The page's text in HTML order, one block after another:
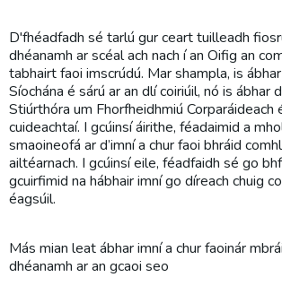
D'fhéadfadh sé tarlú gur ceart tuilleadh
dhéanamh ar scéal ach nach í an Oifig an
tabhairt faoi imscrúdú. Mar shampla, is
Síochána é sárú ar an dlí coiriúil, nó is ábhar
Stiúrthóra um Fhorfheidhmiú Corparáideach
cuideachtaí. I gcúinsí áirithe, féadaimid a
smaoineofá ar d’imní a chur faoi bhráid
ailtéarnach. I gcúinsí eile, féadfaidh sé go
gcuirfimid na hábhair imní go díreach chuig
éagsúil.
Más mian leat ábhar imní a chur faoinár
dhéanamh ar an gcaoi seo